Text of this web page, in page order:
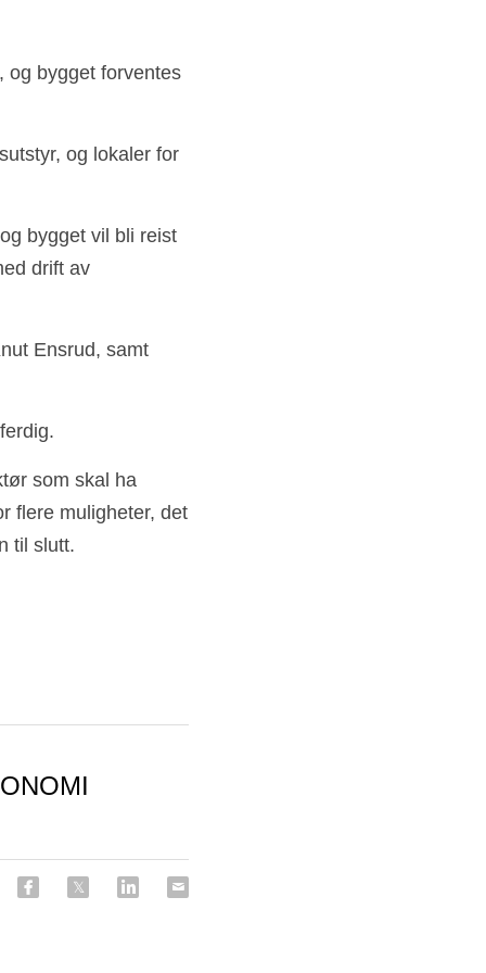
og bygget forventes
og lokaler for
bygget vil bli reist
drift av
Ensrud, samt
som skal ha
flere muligheter, det
til slutt.